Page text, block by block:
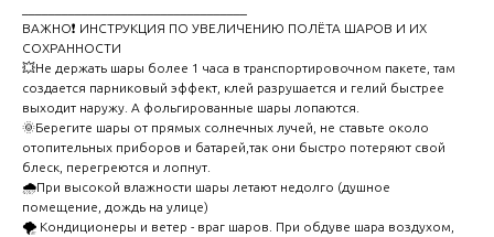
ВАЖНО❗ ИНСТРУКЦИЯ ПО УВЕЛИЧЕНИЮ ПОЛЁТА ШАРОВ И ИХ
СОХРАННОСТИ
💥Не держать шары более 1 часа в транспортировочном пакете, там
создается парниковый эффект, клей разрушается и гелий быстрее
выходит наружу. А фольгированные шары лопаются.
🌞Берегите шары от прямых солнечных лучей, не ставьте около
отопительных приборов и батарей,так они быстро потеряют свой
блеск, перегреются и лопнут.
🌧️При высокой влажности шары летают недолго (душное
помещение, дождь на улице)
🌪️ Кондиционеры и ветер - враг шаров. При обдуве шара воздухом,